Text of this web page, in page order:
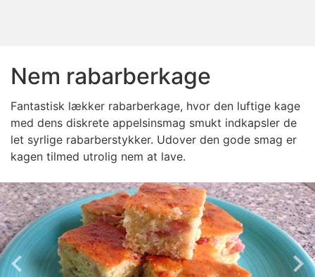
Nem rabarberkage
Fantastisk lækker rabarberkage, hvor den luftige kage
med dens diskrete appelsinsmag smukt indkapsler de
let syrlige rabarberstykker. Udover den gode smag er
kagen tilmed utrolig nem at lave.